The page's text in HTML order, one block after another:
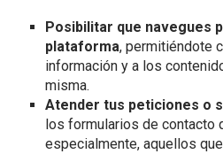
Posibilitar que navegues
plataforma, permitiéndote
información y a los
misma.
Atender tus peticiones o
los formularios de contacto
especialmente, aquellos